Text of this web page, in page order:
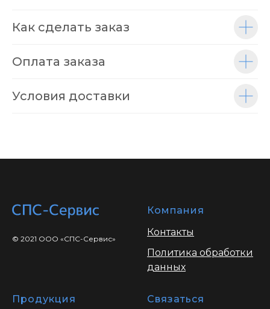
Как сделать заказ
Оплата заказа
Условия доставки
© 2021 ООО «СПС-Сервис»
Компания
Контакты
Политика обработки
данных
Продукция
Связаться